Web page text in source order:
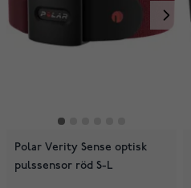
Polar Verity Sense optisk
pulssensor röd S-L